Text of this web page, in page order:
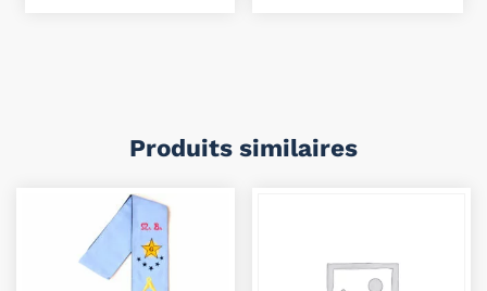
Produits similaires